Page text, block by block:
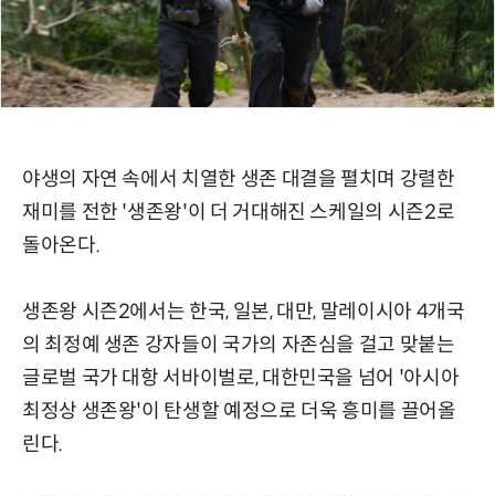
야생의 자연 속에서 치열한 생존 대결을 펼치며 강렬한
재미를 전한 '생존왕'이 더 거대해진 스케일의 시즌2로
돌아온다.
생존왕 시즌2에서는 한국, 일본, 대만, 말레이시아 4개국
의 최정예 생존 강자들이 국가의 자존심을 걸고 맞붙는
글로벌 국가 대항 서바이벌로, 대한민국을 넘어 '아시아
최정상 생존왕'이 탄생할 예정으로 더욱 흥미를 끌어올
린다.